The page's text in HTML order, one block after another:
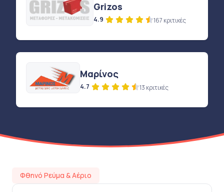
Grizos
4.9 167 κριτικές
Μαρίνος
4.7 13 κριτικές
Φθηνό Ρεύμα & Αέριο